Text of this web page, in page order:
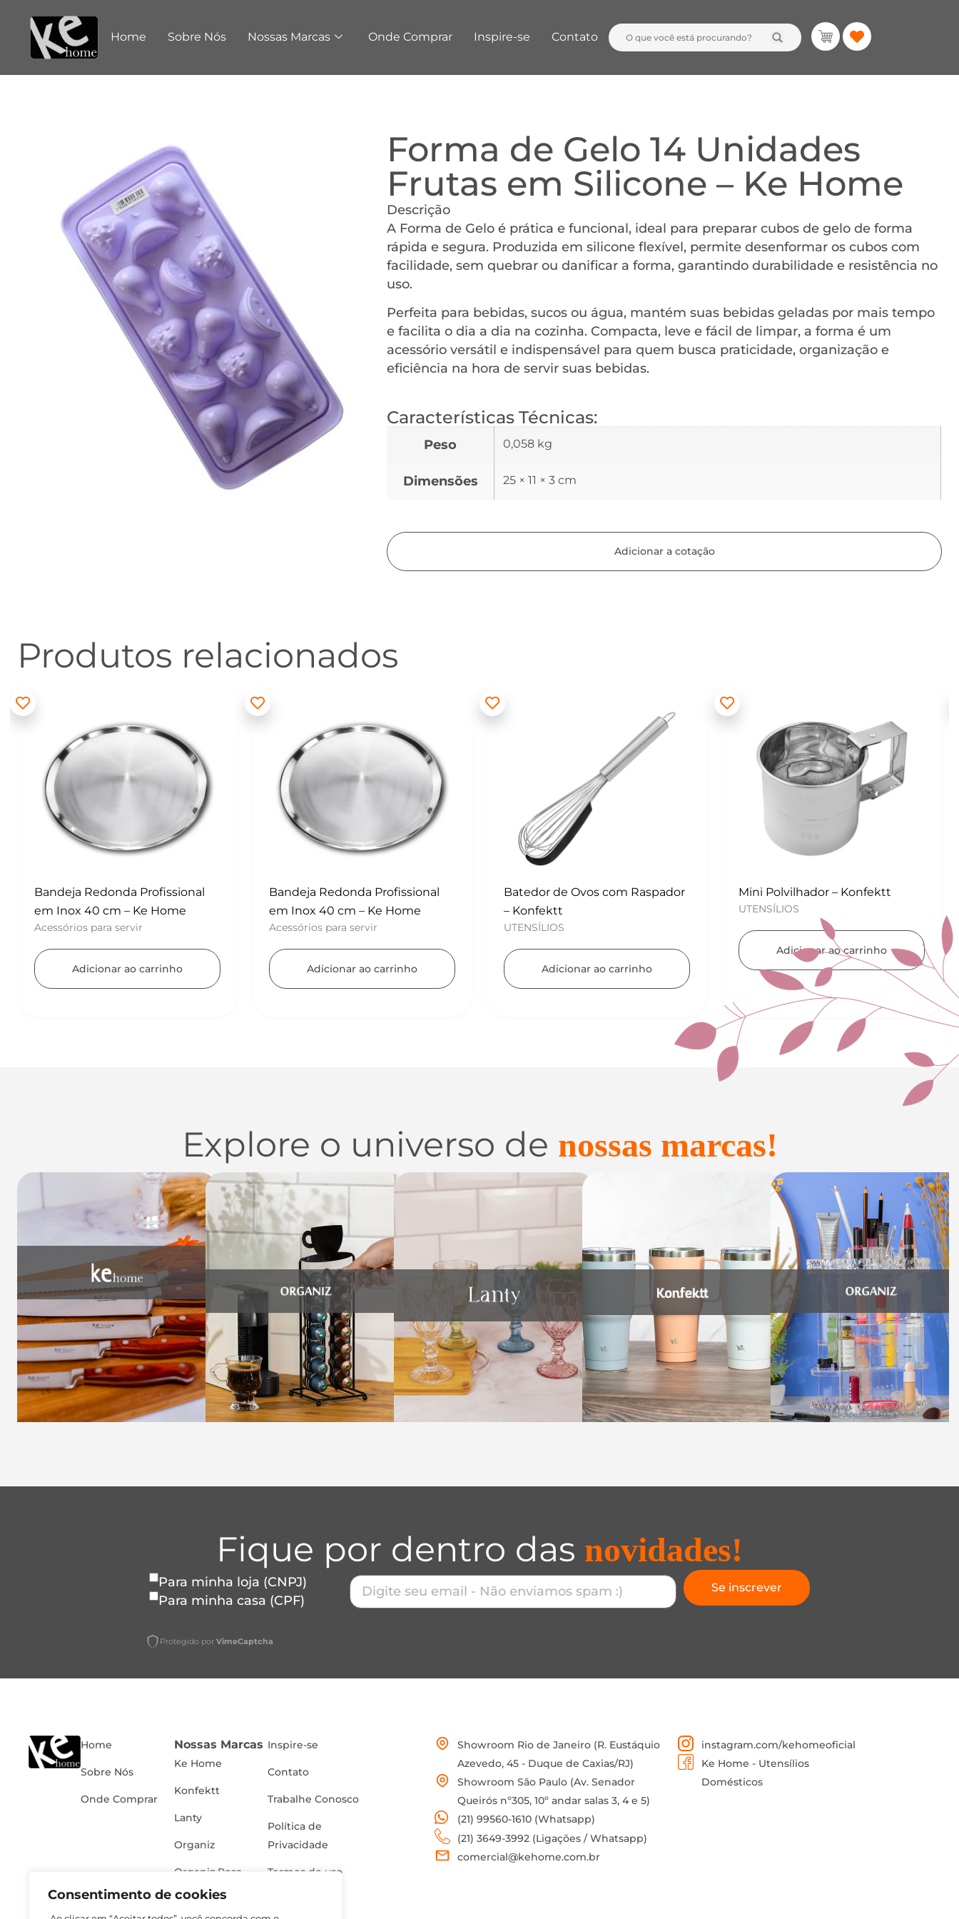
Consentimento de cookies
Home Sobre Nós Nossas Marcas Onde Comprar Inspire-se Contato
Forma de Gelo 14 Unidades
Frutas em Silicone – Ke Home
Descrição
A Forma de Gelo é prática e funcional, ideal para preparar cubos de gelo de forma
rápida e segura. Produzida em silicone flexível, permite desenformar os cubos com
facilidade, sem quebrar ou danificar a forma, garantindo durabilidade e resistência no
uso.
Perfeita para bebidas, sucos ou água, mantém suas bebidas geladas por mais tempo
e facilita o dia a dia na cozinha. Compacta, leve e fácil de limpar, a forma é um
acessório versátil e indispensável para quem busca praticidade, organização e
eficiência na hora de servir suas bebidas.
Características Técnicas:
Peso 0,058 kg
Dimensões 25 × 11 × 3 cm
Adicionar a cotação
Produtos relacionados
Bandeja Redonda Profissional
em Inox 40 cm – Ke Home
Acessórios para servir
Adicionar ao carrinho
Batedor de Ovos com Raspador
– Konfektt
UTENSÍLIOS
Adicionar ao carrinho
Mini Polvilhador – Konfektt
UTENSÍLIOS
Adicionar ao carrinho
Kit para Copos de Massa 2 peças
– Konfektt
UTENSÍLIOS
Adicionar ao carrinho
Explore o universo de nossas marcas!
Utensílios do Lar
Casa e
Organização
Vidro
Acessórios
inteligentes
Fique por dentro das novidades!
Para minha loja (CNPJ)
Para minha casa (CPF)
Se inscrever
Protegido por VimeCaptcha
Home
Sobre Nós
Onde Comprar
Nossas Marcas
Ke Home
Konfektt
Lanty
Organiz
Organiz Rosa
Inspire-se
Contato
Trabalhe Conosco
Política de
Privacidade
Termos de uso
Showroom Rio de Janeiro (R. Eustáquio
Azevedo, 45 - Duque de Caxias/RJ)
Showroom São Paulo (Av. Senador
Queirós nº305, 10º andar salas 3, 4 e 5)
(21) 99560-1610 (Whatsapp)
(21) 3649-3992 (Ligações / Whatsapp)
comercial@kehome.com.br
instagram.com/kehomeoficial
Ke Home - Utensílios
Domésticos